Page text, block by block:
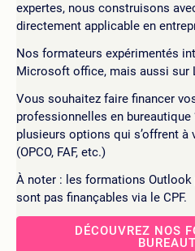
expertes, nous construisons
directement applicable en
Nos formateurs expérimentés
Microsoft office, mais aussi sur
Vous souhaitez faire financer
professionnelles en bureautique
plusieurs options qui s’offrent
(OPCO, FAF, etc.)
À noter : les formations Outlook
sont pas finançables via le CPF.
DÉCOUVREZ NOS